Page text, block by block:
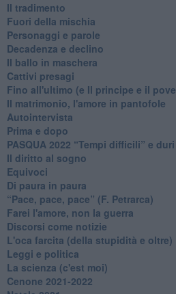
Il tradimento
Fuori della mischia
Personaggi e parole
Decadenza e declino
Il ballo in maschera
Cattivi presagi
Fino all'ultimo (e Il principe e il
Il matrimonio, l'amore in pantofole
Autointervista
Prima e dopo
​PASQUA 2022 “Tempi difficili” e duri
Il diritto al sogno
Equivoci
Di paura in paura
​“Pace, pace, pace” (F. Petrarca)
Farei l'amore, non la guerra
Discorsi come notizie
L'oca farcita (della stupidità e oltre)
Leggi e politica
La scienza (c'est moi)
Cenone 2021-2022